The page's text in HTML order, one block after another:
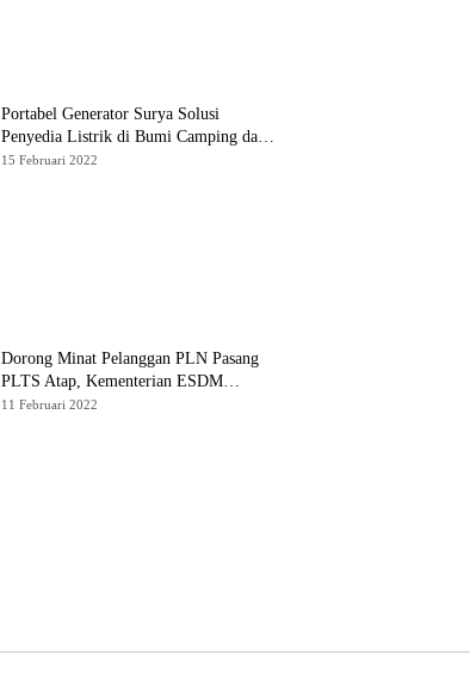
Portabel Generator Surya Solusi
Penyedia Listrik di Bumi Camping dan
Perkemahan
15 Februari 2022
Dorong Minat Pelanggan PLN Pasang
PLTS Atap, Kementerian ESDM
Luncurkan Paket Hibah SEF
11 Februari 2022